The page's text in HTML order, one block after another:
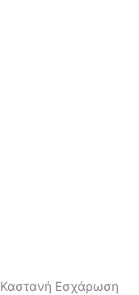
Καστανή Εσχάρωση